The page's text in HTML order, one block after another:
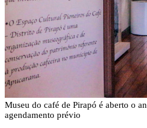
Museu do café de Pirapó é aberto o
agendamento prévio